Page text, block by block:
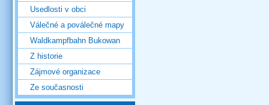
Usedlosti v obci
Válečné a poválečné mapy
Waldkampfbahn Bukowan
Z historie
Zájmové organizace
Ze současnosti